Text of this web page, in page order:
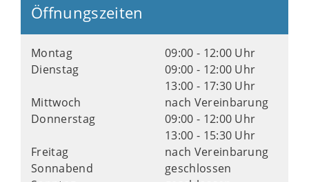
Öffnungszeiten
Montag
09:00 - 12:00 Uhr
Dienstag
09:00 - 12:00 Uhr
13:00 - 17:30 Uhr
Mittwoch
nach Vereinbarung
Donnerstag
09:00 - 12:00 Uhr
13:00 - 15:30 Uhr
Freitag
nach Vereinbarung
Sonnabend
geschlossen